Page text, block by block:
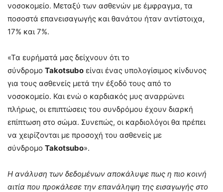
νοσοκομείο. Μεταξύ των ασθενών με έμφραγμα, τα
ποσοστά επανεισαγωγής και θανάτου ήταν αντίστοιχα,
17% και 7%.
«Τα ευρήματά μας δείχνουν ότι το
σύνδρομο Takotsubo είναι ένας υπολογίσιμος κίνδυνος
για τους ασθενείς μετά την έξοδό τους από το
νοσοκομείο. Και ενώ ο καρδιακός μυς αναρρώνει
πλήρως, οι επιπτώσεις του συνδρόμου έχουν διαρκή
επίπτωση στο σώμα. Συνεπώς, οι καρδιολόγοι θα πρέπει
να χειρίζονται με προσοχή του ασθενείς με
σύνδρομο Takotsubo».
Η ανάλυση των δεδομένων αποκάλυψε πως η πιο κοινή
αιτία που προκάλεσε την επανάληψη της εισαγωγής στο